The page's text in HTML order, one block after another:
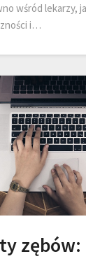
wśród lekarzy,
i…
zębów: